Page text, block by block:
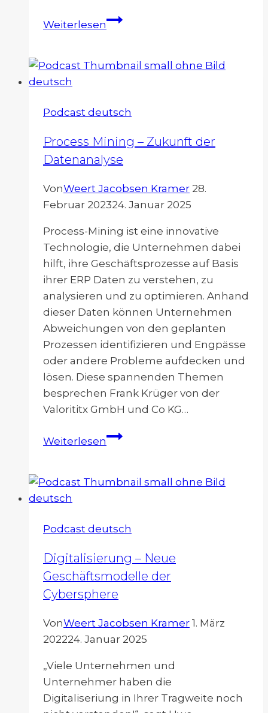
WeiterlesenErfolgsfaktoren
Podcast deutsch
Process Mining – Zukunft der
Datenanalyse
VonWeert Jacobsen Kramer 28.
Februar 202324. Januar 2025
Process-Mining ist eine innovative
Technologie, die Unternehmen dabei
hilft, ihre Geschäftsprozesse auf Basis
ihrer ERP Daten zu verstehen, zu
analysieren und zu optimieren. Anhand
dieser Daten können Unternehmen
Abweichungen von den geplanten
Prozessen identifizieren und Engpässe
oder andere Probleme aufdecken und
lösen. Diese spannenden Themen
besprechen Frank Krüger von der
Valorititx GmbH und Co KG…
WeiterlesenProcess
Zukunft
Podcast deutsch
Digitalisierung – Neue
Geschäftsmodelle der
Cybersphere
VonWeert Jacobsen Kramer 1. März
202224. Januar 2025
„Viele Unternehmen und
Unternehmer haben die
Digitaliseriung in Ihrer Tragweite noch